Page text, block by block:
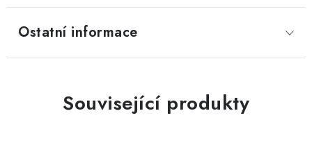
Ostatní informace
Související produkty